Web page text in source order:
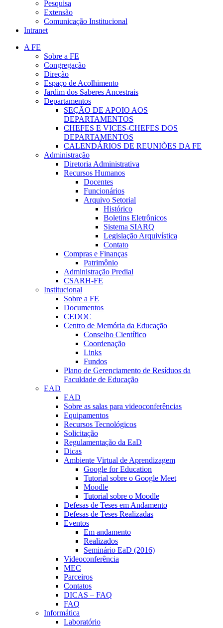
Pesquisa
Extensão
Comunicação Institucional
Intranet
A FE
Sobre a FE
Congregação
Direção
Espaço de Acolhimento
Jardim dos Saberes Ancestrais
Departamentos
SEÇÃO DE APOIO AOS
DEPARTAMENTOS
CHEFES E VICES-CHEFES DOS
DEPARTAMENTOS
CALENDÁRIOS DE REUNIÕES DA FE
Administração
Diretoria Administrativa
Recursos Humanos
Docentes
Funcionários
Arquivo Setorial
Histórico
Boletins Eletrônicos
Sistema SIARQ
Legislação Arquivística
Contato
Compras e Finanças
Patrimônio
Administração Predial
CSARH-FE
Institucional
Sobre a FE
Documentos
CEDOC
Centro de Memória da Educação
Conselho Científico
Coordenação
Links
Fundos
Plano de Gerenciamento de Resíduos da
Faculdade de Educação
EAD
EAD
Sobre as salas para videoconferências
Equipamentos
Recursos Tecnológicos
Solicitação
Regulamentação da EaD
Dicas
Ambiente Virtual de Aprendizagem
Google for Education
Tutorial sobre o Google Meet
Moodle
Tutorial sobre o Moodle
Defesas de Teses em Andamento
Defesas de Teses Realizadas
Eventos
Em andamento
Realizados
Seminário EaD (2016)
Videoconferência
MEC
Parceiros
Contatos
DICAS – FAQ
FAQ
Informática
Laboratório